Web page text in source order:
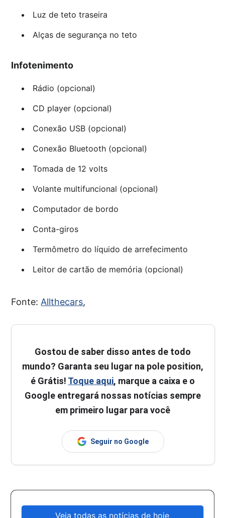
Luz de teto traseira
Alças de segurança no teto
Infotenimento
Rádio (opcional)
CD player (opcional)
Conexão USB (opcional)
Conexão Bluetooth (opcional)
Tomada de 12 volts
Volante multifuncional (opcional)
Computador de bordo
Conta-giros
Termômetro do líquido de arrefecimento
Leitor de cartão de memória (opcional)
Fonte: Allthecars,
Gostou de saber disso antes de todo
mundo? Garanta seu lugar na pole position,
é Grátis! Toque aqui, marque a caixa e o
Google entregará nossas notícias sempre
em primeiro lugar para você
Seguir no Google
Veja todas as notícias de hoje